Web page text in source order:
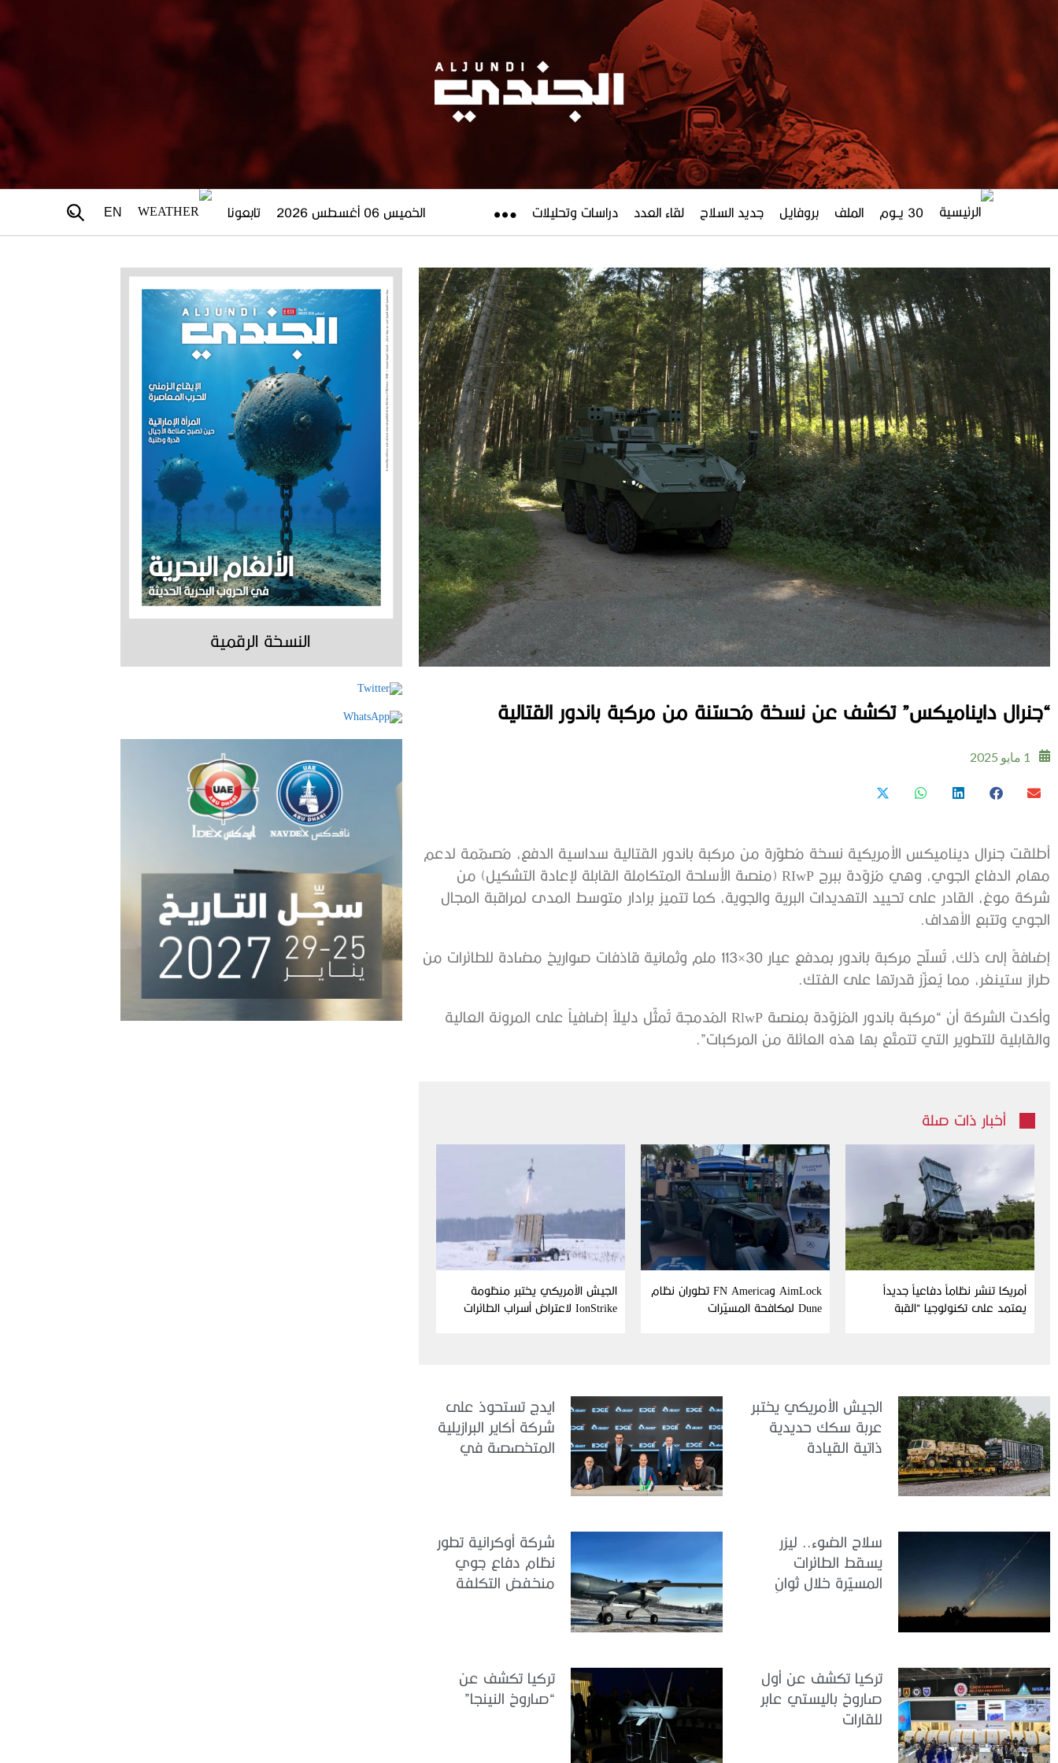
30 يــوم الملف بروفايل جديد السلاح لقاء العدد دراسات وتحليلات الخميس 06 أغسطس 2026 تابعونا EN
“جنرال دايناميكس” تكشف عن نسخة مُحسّنة من مركبة باندور القتالية
1 مايو 2025
أطلقت جنرال ديناميكس الأمريكية نسخة مُطوّرة من مركبة باندور القتالية سداسية الدفع، مُصمّمة لدعم
مهام الدفاع الجوي، وهي مُزوّدة ببرج RIwP (منصة الأسلحة المتكاملة القابلة لإعادة التشكيل) من
شركة موغ، القادر على تحييد التهديدات البرية والجوية، كما تتميز برادار متوسط ​​المدى لمراقبة المجال
الجوي وتتبع الأهداف.
إضافةً إلى ذلك، تُسلّح مركبة باندور بمدفع عيار 30×113 ملم وثمانية قاذفات صواريخ مضادة للطائرات من
طراز ستينغر، مما يُعزّز قدرتها على الفتك.
وأكدت الشركة أن “مركبة باندور المُزوّدة بمنصة RlwP المُدمجة تُمثّل دليلاً إضافياً على المرونة العالية
والقابلية للتطوير التي تتمتّع بها هذه العائلة من المركبات”.
أخبار ذات صلة
أمريكا تنشر نظاماً دفاعياً جديداً
يعتمد على تكنولوجيا “القبة
AimLock وFN America تطوران نظام
Dune لمكافحة المسيّرات
الجيش الأمريكي يختبر منظومة
IonStrike لاعتراض أسراب الطائرات
الجيش الأمريكي يختبر
عربة سكك حديدية
ذاتية القيادة
ايدج تستحوذ على
شركة أكاير البرازيلية
المتخصصة في
سلاح الضوء.. ليزر
يسقط الطائرات
المسيّرة خلال ثوانٍ
شركة أوكرانية تطور
نظام دفاع جوي
منخفض التكلفة
تركيا تكشف عن أول
صاروخ باليستي عابر
للقارات
تركيا تكشف عن
“صاروخ النينجا”
النسخة الرقمية